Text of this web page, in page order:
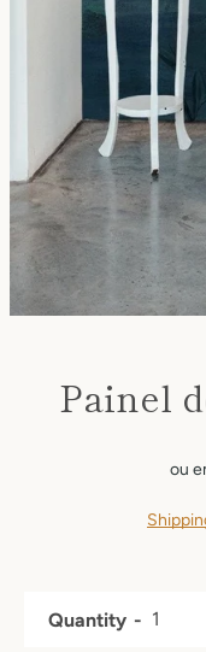
Painel
ou
Quantity